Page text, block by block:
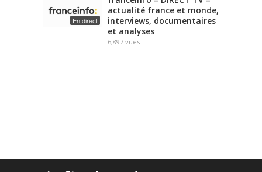
En direct
actualité france et monde,
interviews, documentaires
et analyses
6,897 vues